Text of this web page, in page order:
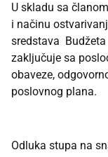
U skladu sa
i načinu
sredstava
zaključuje sa
obaveze,
poslovnog plana.
Odluka stupa na